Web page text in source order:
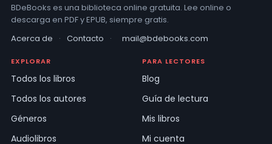
BDeBooks es una biblioteca online gratuita. Lee online o
descarga en PDF y EPUB, siempre gratis.
Acerca de
· Contacto · mail@bdebooks.com
EXPLORAR
Todos los libros
Todos los autores
Géneros
Audiolibros
PARA LECTORES
Blog
Guía de lectura
Mis libros
Mi cuenta